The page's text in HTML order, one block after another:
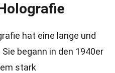
hat eine lange und
begann in den 1940er
stark